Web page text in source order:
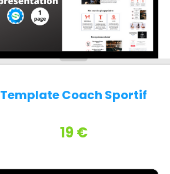
Template Coach Sportif
19 €